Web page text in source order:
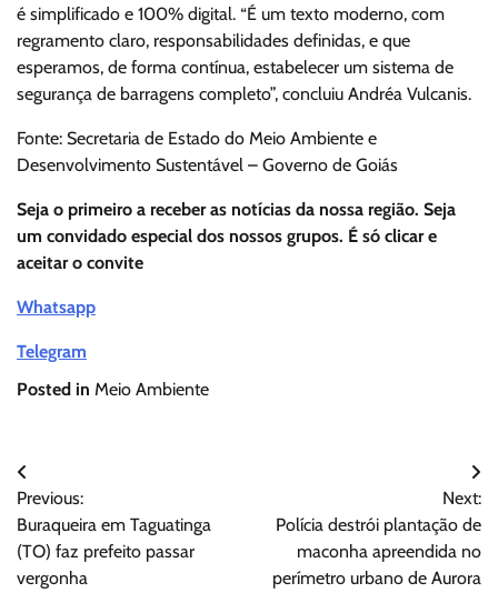
é simplificado e 100% digital. “É um texto moderno, com
regramento claro, responsabilidades definidas, e que
esperamos, de forma contínua, estabelecer um sistema de
segurança de barragens completo”, concluiu Andréa Vulcanis.
Fonte: Secretaria de Estado do Meio Ambiente e
Desenvolvimento Sustentável – Governo de Goiás
Seja o primeiro a receber as notícias da nossa região. Seja
um convidado especial dos nossos grupos. É só clicar e
aceitar o convite
Whatsapp
Telegram
Posted in Meio Ambiente
Navegação
de
Post
Previous:
Buraqueira em Taguatinga
(TO) faz prefeito passar
vergonha
Next:
Polícia destrói plantação de
maconha apreendida no
perímetro urbano de Aurora